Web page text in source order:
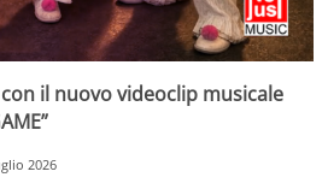
il nuovo videoclip musicale
2026